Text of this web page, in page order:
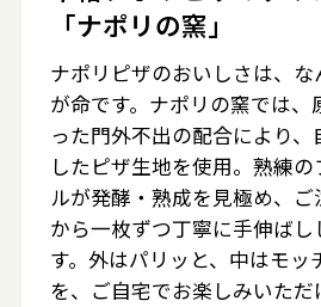
「ナポリの窯」
ナポリピザのおいしさは、な
が命です。ナポリの窯では、
った門外不出の配合により、
したピザ生地を使用。熟練
ルが発酵・熟成を見極め、ご
から一枚ずつ丁寧に手伸ばし
す。外はパリッと、中はモッ
を、ご自宅でお楽しみいただ